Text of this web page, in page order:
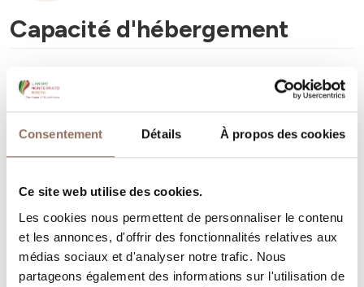
Consentement Détails À propos des cookies
Ce site web utilise des cookies.
Les cookies nous permettent de personnaliser le contenu
et les annonces, d'offrir des fonctionnalités relatives aux
médias sociaux et d'analyser notre trafic. Nous
partageons également des informations sur l'utilisation de
Capacité d'hébergement
Rooms number:
Nombre de salles de bains:
Beds number:12
Vos vacances